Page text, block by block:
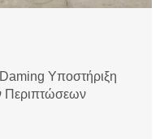
Υποστήριξη
Περιπτώσεων